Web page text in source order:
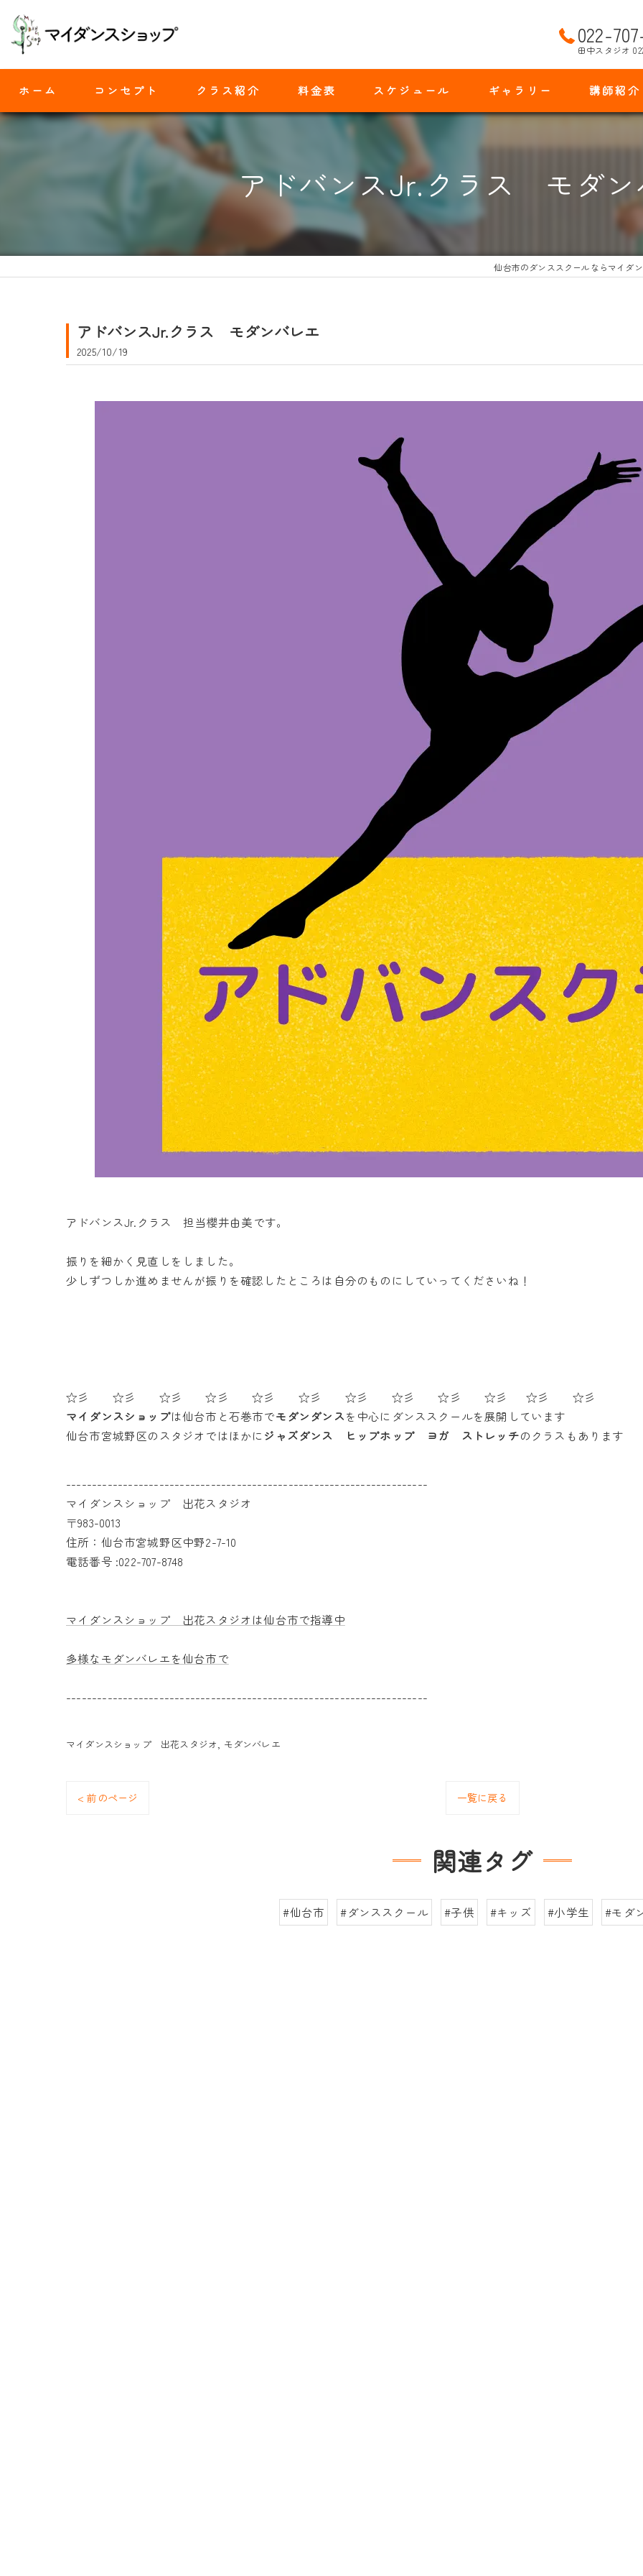
022-
田中スタジオ
ホーム コンセプト クラス紹介
モダンバレエ
ヒップホップ
ジャズダンス
ストレッチ
料金表 スケジュール ギャラリー 講師紹介
アドバンスJr.クラス モダン
仙台市のダンススクールならマイダ
アドバンスJr.クラス モダンバレエ
2025/10/19
アドバンスJr.クラス 担当櫻井由美です。
振りを細かく見直しをしました。
少しずつしか進めませんが振りを確認したところは自分のものにしていってくださいね！
☆彡 ☆彡 ☆彡 ☆彡 ☆彡 ☆彡 ☆彡 ☆彡 ☆彡 ☆彡 ☆彡 ☆彡
マイダンスショップは仙台市と石巻市でモダンダンスを中心にダンススクールを展開しています
仙台市宮城野区のスタジオではほかにジャズダンス ヒップホップ ヨガ ストレッチのクラスもあります
----------------------------------------------------------------------
マイダンスショップ 出花スタジオ
〒983-0013
住所：仙台市宮城野区中野2-7-10
電話番号 :022-707-8748
マイダンスショップ 出花スタジオは仙台市で指導中
多様なモダンバレエを仙台市で
----------------------------------------------------------------------
マイダンスショップ 出花スタジオ モダンバレエ
< 前のページ 一覧に戻る
関連タグ
#仙台市 #ダンススクール #子供 #キッズ #小学生 #モダ